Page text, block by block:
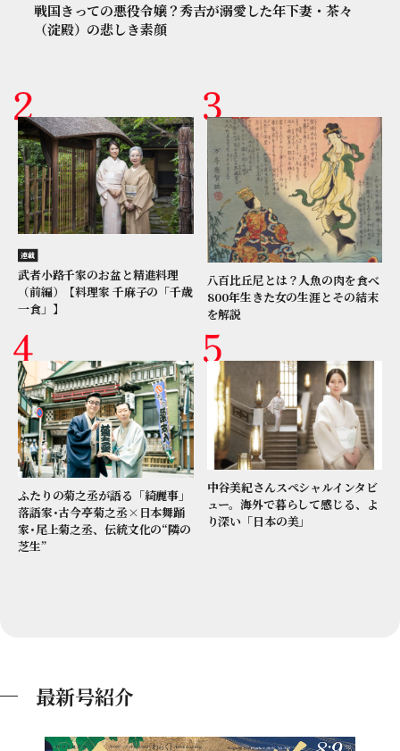
戦国きっての悪役令嬢？秀吉が溺愛した年下妻・茶々
（淀殿）の悲しき素顔
連載
武者小路千家のお盆と精進料理
（前編）【料理家 千麻子の「千歳
一食」】
八百比丘尼とは？人魚の肉を食べ
800年生きた女の生涯とその結末
を解説
ふたりの菊之丞が語る「綺麗事」
落語家･古今亭菊之丞×日本舞踊
家･尾上菊之丞、伝統文化の“隣の
芝生”
中谷美紀さんスペシャルインタビ
ュー。海外で暮らして感じる、よ
り深い「日本の美」
最新号紹介